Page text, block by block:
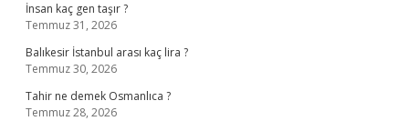
İnsan kaç gen taşır ?
Temmuz 31, 2026
Balıkesir İstanbul arası kaç lira ?
Temmuz 30, 2026
Tahir ne demek Osmanlıca ?
Temmuz 28, 2026